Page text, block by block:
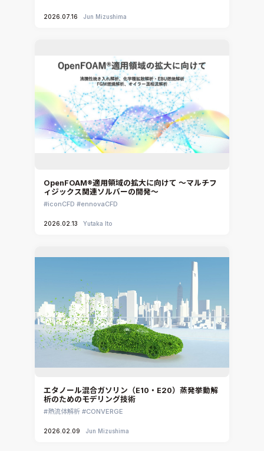
2026.07.16 Jun Mizushima
OpenFOAM®適用領域の拡大に向けて ～マルチフ
ィジックス関連ソルバーの開発～
iconCFD ennovaCFD
2026.02.13 Yutaka Ito
エタノール混合ガソリン（E10・E20）蒸発挙動解
析のためのモデリング技術
熱流体解析 CONVERGE
2026.02.09 Jun Mizushima